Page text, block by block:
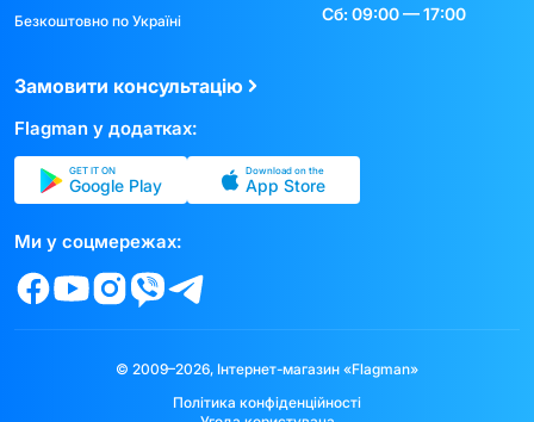
Безкоштовно по Україні
Сб: 09:00 — 17:00
Замовити консультацію
Flagman у додатках:
GET IT ON
Google Play
Download on the
App Store
Ми у соцмережах:
© 2009–2026, Інтернет-магазин «Flagman»
Політика конфіденційності